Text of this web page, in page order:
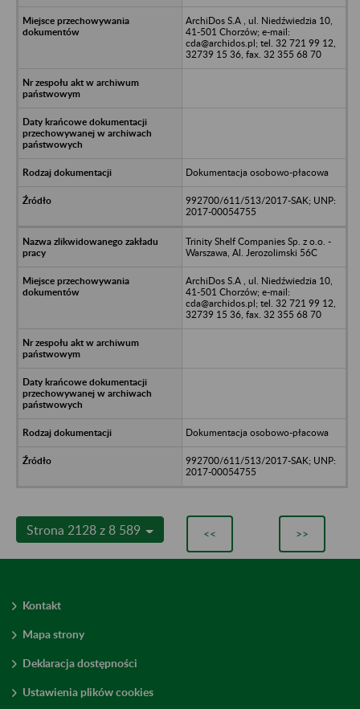
ArchiDos S.A , ul. Niedźwiedzia 10,
41-501 Chorzów; e-mail:
cda@archidos.pl; tel. 32 721 99 12,
32739 15 36, fax. 32 355 68 70
Dokumentacja osobowo-płacowa
992700/611/513/2017-SAK; UNP:
2017-00054755
Trinity Shelf Companies Sp. z o.o. -
Warszawa, Al. Jerozolimski 56C
ArchiDos S.A , ul. Niedźwiedzia 10,
41-501 Chorzów; e-mail:
cda@archidos.pl; tel. 32 721 99 12,
32739 15 36, fax. 32 355 68 70
Dokumentacja osobowo-płacowa
992700/611/513/2017-SAK; UNP:
2017-00054755
Strona 2128 z 8 589 << >>
Kontakt
Mapa strony
Deklaracja dostępności
Ustawienia plików cookies